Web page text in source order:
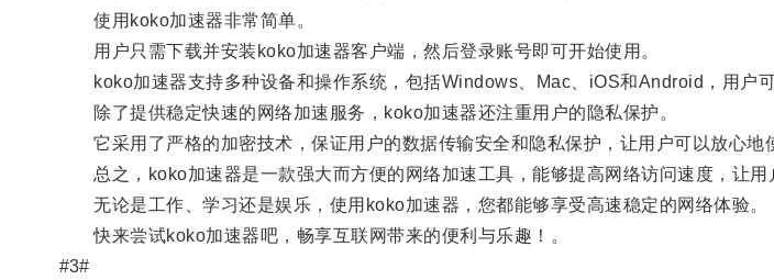
使用koko加速器非常简单。
用户只需下载并安装koko加速器客户端，然后登录账号即可开始使用。
koko加速器支持多种设备和操作系统，包括Windows、Mac、iOS和Android，用户可
除了提供稳定快速的网络加速服务，koko加速器还注重用户的隐私保护。
它采用了严格的加密技术，保证用户的数据传输安全和隐私保护，让用户可以放心地
总之，koko加速器是一款强大而方便的网络加速工具，能够提高网络访问速度，让用
无论是工作、学习还是娱乐，使用koko加速器，您都能够享受高速稳定的网络体验。
快来尝试koko加速器吧，畅享互联网带来的便利与乐趣！。
#3#